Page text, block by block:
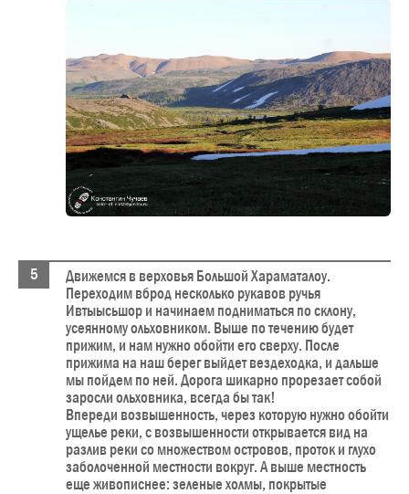
Движемся в верховья Большой Хараматалоу.
Переходим вброд несколько рукавов ручья
Ивтыысьшор и начинаем подниматься по склону,
усеянному ольховником. Выше по течению будет
прижим, и нам нужно обойти его сверху. После
прижима на наш берег выйдет вездеходка, и дальше
мы пойдем по ней. Дорога шикарно прорезает собой
заросли ольховника, всегда бы так!
Впереди возвышенность, через которую нужно обойти
ущелье реки, с возвышенности открывается вид на
разлив реки со множеством островов, проток и глухо
заболоченной местности вокруг. А выше местность
еще живописнее: зеленые холмы, покрытые